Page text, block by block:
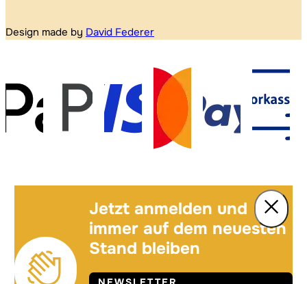
Design made by David Federer
Jetzt anmelden und
immer auf dem neuesten
Stand bleiben